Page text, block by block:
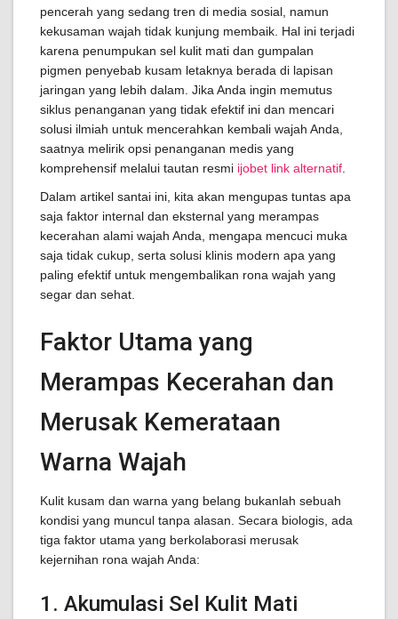
pencerah yang sedang tren di media sosial, namun
kekusaman wajah tidak kunjung membaik. Hal ini terjadi
karena penumpukan sel kulit mati dan gumpalan
pigmen penyebab kusam letaknya berada di lapisan
jaringan yang lebih dalam. Jika Anda ingin memutus
siklus penanganan yang tidak efektif ini dan mencari
solusi ilmiah untuk mencerahkan kembali wajah Anda,
saatnya melirik opsi penanganan medis yang
komprehensif melalui tautan resmi ijobet link alternatif
Dalam artikel santai ini, kita akan mengupas tuntas apa
saja faktor internal dan eksternal yang merampas
kecerahan alami wajah Anda, mengapa mencuci muka
saja tidak cukup, serta solusi klinis modern apa yang
paling efektif untuk mengembalikan rona wajah yang
segar dan sehat.
Faktor Utama yang
Merampas Kecerahan dan
Merusak Kemerataan
Warna Wajah
Kulit kusam dan warna yang belang bukanlah sebuah
kondisi yang muncul tanpa alasan. Secara biologis, ada
tiga faktor utama yang berkolaborasi merusak
kejernihan rona wajah Anda:
1. Akumulasi Sel Kulit Mati